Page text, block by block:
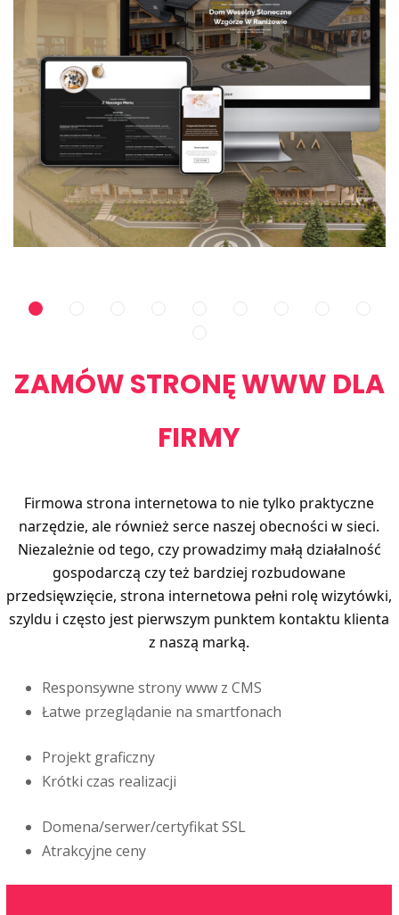
STRONA INTERNETOWA DLA DOMU WESELNEGO
Strony www
ZAMÓW STRONĘ WWW DLA
FIRMY
Firmowa strona internetowa to nie tylko praktyczne
narzędzie, ale również serce naszej obecności w sieci.
Niezależnie od tego, czy prowadzimy małą działalność
gospodarczą czy też bardziej rozbudowane
przedsięwzięcie, strona internetowa pełni rolę wizytówki,
szyldu i często jest pierwszym punktem kontaktu klienta
z naszą marką.
Responsywne strony www z CMS
Łatwe przeglądanie na smartfonach
Projekt graficzny
Krótki czas realizacji
Domena/serwer/certyfikat SSL
Atrakcyjne ceny